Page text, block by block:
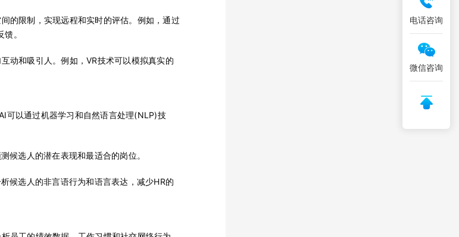
的限制，实现远程和实时的评估。例如，通过
。
动和吸引人。例如，VR技术可以模拟真实的
可以通过机器学习和自然语言处理(NLP)技
候选人的潜在表现和最适合的岗位。
候选人的非言语行为和语言表达，减少HR的
电话咨询
微信咨询